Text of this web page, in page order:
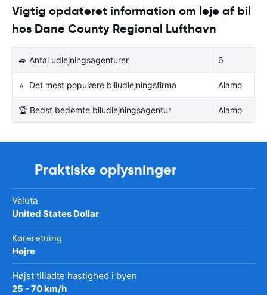
Vigtig opdateret information om leje af bil
hos Dane County Regional Lufthavn
🚙 Antal udlejningsagenturer 6
⭐ Det mest populære billudlejningsfirma Alamo
🏆 Bedst bedømte biludlejningsagentur Alamo
Praktiske oplysninger
Valuta
United States Dollar
Køreretning
Højre
Højst tilladte hastighed i byen
25 - 70 km/h